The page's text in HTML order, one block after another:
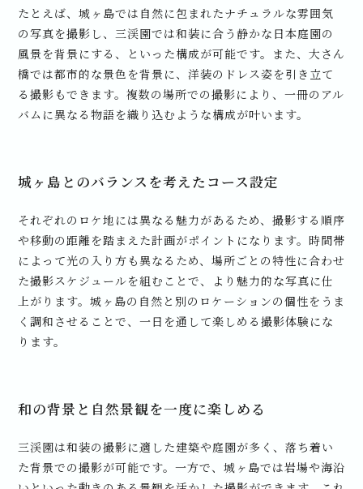
たとえば、城ヶ島では自然に包まれたナチュラルな雰囲気
の写真を撮影し、三渓園では和装に合う静かな日本庭園の
風景を背景にする、といった構成が可能です。また、大さん
橋では都市的な景色を背景に、洋装のドレス姿を引き立て
る撮影もできます。複数の場所での撮影により、一冊のアル
バムに異なる物語を織り込むような構成が叶います。
城ヶ島とのバランスを考えたコース設定
それぞれのロケ地には異なる魅力があるため、撮影する順序
や移動の距離を踏まえた計画がポイントになります。時間帯
によって光の入り方も異なるため、場所ごとの特性に合わせ
た撮影スケジュールを組むことで、より魅力的な写真に仕
上がります。城ヶ島の自然と別のロケーションの個性をうま
く調和させることで、一日を通して楽しめる撮影体験にな
ります。
和の背景と自然景観を一度に楽しめる
三渓園は和装の撮影に適した建築や庭園が多く、落ち着い
た背景での撮影が可能です。一方で、城ヶ島では岩場や海沿